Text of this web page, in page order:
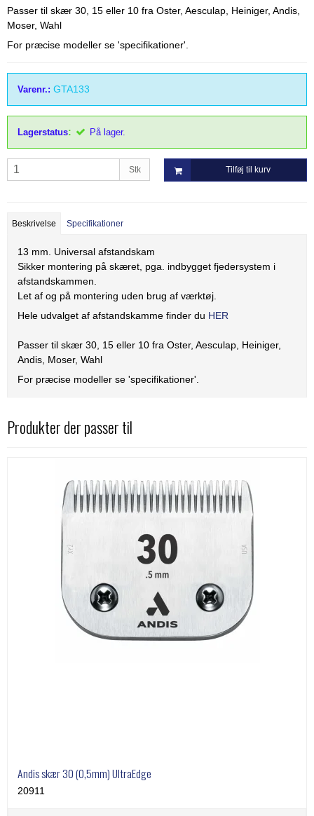
Thordal
Wahl
Passer til skær 30, 15 eller 10 fra Oster, Aesculap, Heiniger, Andis,
Moser, Wahl
For præcise modeller se 'specifikationer'.
Varenr.: GTA133
Lagerstatus: På lager.
Stk Tilføj til kurv
Beskrivelse Specifikationer
13 mm. Universal afstandskam
Sikker montering på skæret, pga. indbygget fjedersystem i
afstandskammen.
Let af og på montering uden brug af værktøj.
Hele udvalget af afstandskamme finder du HER
Passer til skær 30, 15 eller 10 fra Oster, Aesculap, Heiniger,
Andis, Moser, Wahl
For præcise modeller se 'specifikationer'.
Produkter der passer til
Andis skær 30 (0,5mm) UltraEdge
20911